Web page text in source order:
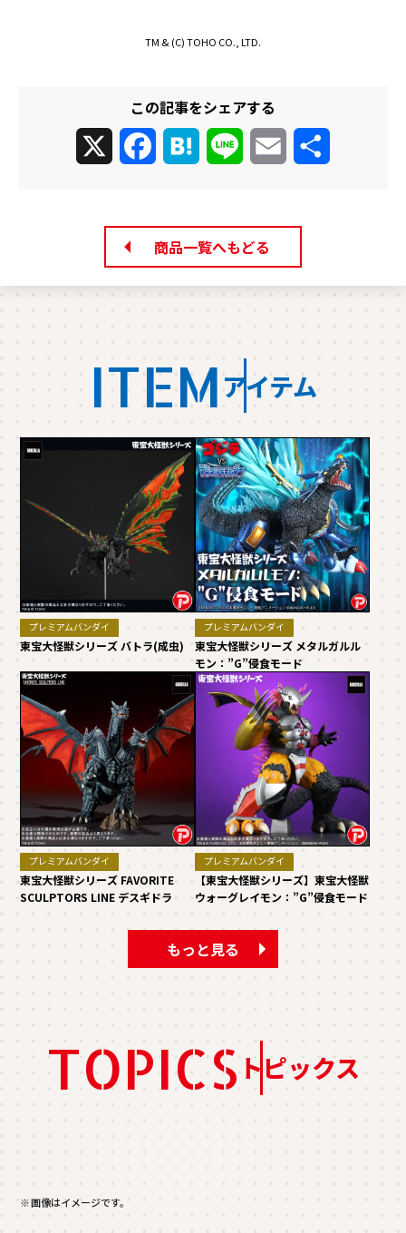
TM & (C) TOHO CO., LTD.
この記事をシェアする
FacebookHatena Line Email
商品一覧へもどる
ITEM アイテム
プレミアムバンダイ
東宝大怪獣シリーズ バトラ(成虫)
プレミアムバンダイ
東宝大怪獣シリーズ メタルガルル
モン：”G”侵食モード
プレミアムバンダイ
東宝大怪獣シリーズ FAVORITE
SCULPTORS LINE デスギドラ
プレミアムバンダイ
【東宝大怪獣シリーズ】東宝大怪獣
ウォーグレイモン：”G”侵食モード
もっと見る
TOPICS トピックス
※画像はイメージです。